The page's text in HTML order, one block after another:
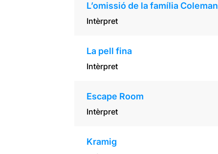
L’omissió de la família Coleman
Intèrpret
La pell fina
Intèrpret
Escape Room
Intèrpret
Kramig